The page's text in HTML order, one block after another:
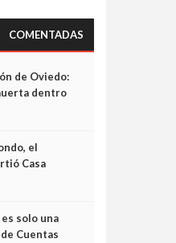
COMENTADAS
de Oviedo:
dentro
el
Casa
es solo una
Cuentas